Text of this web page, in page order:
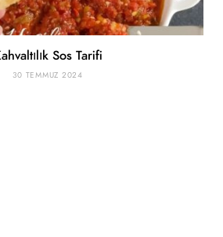
Sos Tarifi
30 TEMMUZ 2024